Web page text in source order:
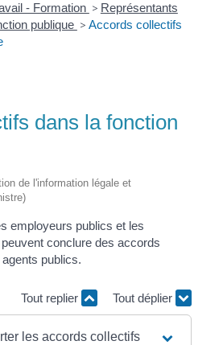
- Formation > Représentants
publique > Accords collectifs
dans la fonction
de l'information légale et
employeurs publics et les
conclure des accords
publics.
Tout replier Tout déplier
les accords collectifs